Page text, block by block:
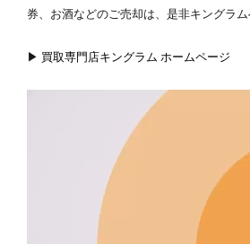
券、お酒などのご売却は、是非キングラム
▶ 買取専門店キングラム ホームページ